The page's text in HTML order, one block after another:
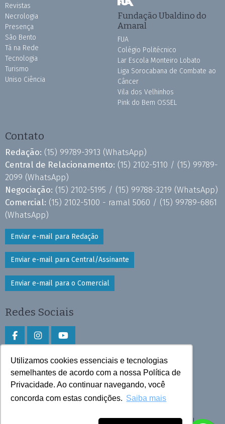
Utilizamos cookies essenciais e tecnologias
semelhantes de acordo com a nossa Política de
Privacidade. Ao continuar navegando, você
concorda com estas condições. Saiba mais
Revistas
Necrologia
Presença
São Bento
Tá na Rede
Tecnologia
Turismo
Uniso Ciência
Fundação Ubaldino do
Amaral
FUA
Colégio Politécnico
Lar Escola Monteiro Lobato
Liga Sorocabana de Combate ao
Câncer
Vila dos Velhinhos
Pink do Bem OSSEL
Contato
Redação: (15) 99789-3913 (WhatsApp)
Central de Relacionamento: (15) 2102-5110 / (15) 99789-
2099 (WhatsApp)
Negociação: (15) 2102-5195 / (15) 99788-3219 (WhatsApp)
Comercial: (15) 2102-5100 - ramal 5060 / (15) 99789-6861
(WhatsApp)
Enviar e-mail para Redação
Enviar e-mail para Central/Assinante
Enviar e-mail para o Comercial
Redes Sociais
Faça download do aplicativo
Play Store e App Store
Todos os direitos reservados © 2026 Cruzeiro do Sul